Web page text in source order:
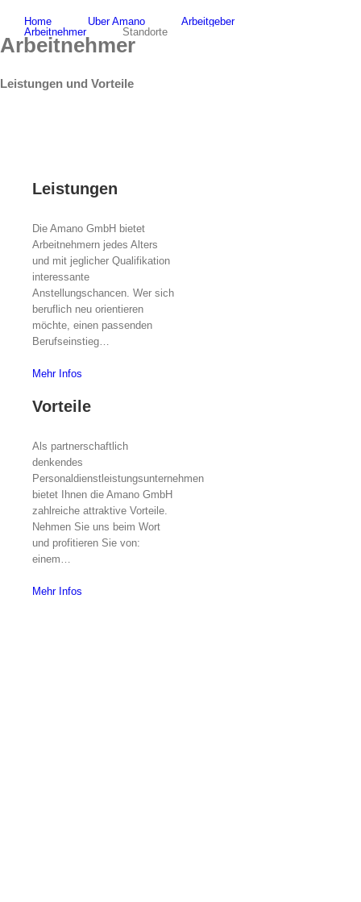
springen
Home Über Amano
Arbeitgeber
Arbeitnehmer
Standorte
Arbeitnehmer
Leistungen und Vorteile
Leistungen
Die Amano GmbH bietet
Arbeitnehmern jedes Alters
und mit jeglicher Qualifikation
interessante
Anstellungschancen. Wer sich
beruflich neu orientieren
möchte, einen passenden
Berufseinstieg…
Mehr Infos
Vorteile
Als partnerschaftlich
denkendes
Personaldienstleistungsunternehmen
bietet Ihnen die Amano GmbH
zahlreiche attraktive Vorteile.
Nehmen Sie uns beim Wort
und profitieren Sie von:
einem…
Mehr Infos